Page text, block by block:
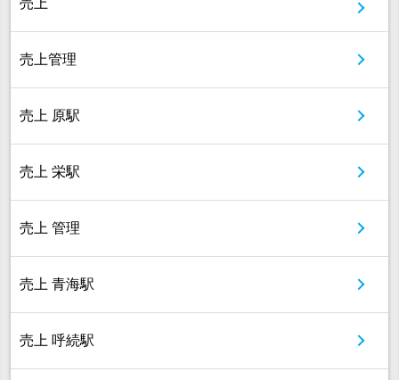
売上
売上管理
売上 原駅
売上 栄駅
売上 管理
売上 青海駅
売上 呼続駅